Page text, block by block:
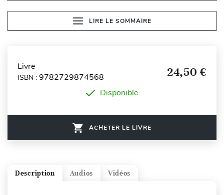
LIRE LE SOMMAIRE
Livre
ISBN : 9782729874568 24,50 €
Disponible
ACHETER LE LIVRE
Vidéos
Audios
Description